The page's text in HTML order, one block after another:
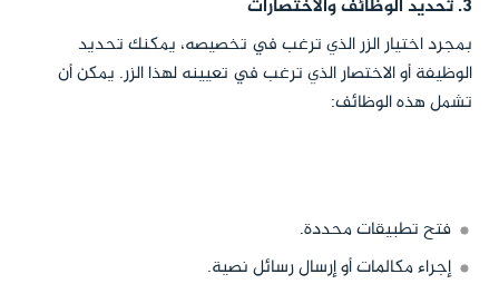
3. تحديد الوظائف والاختصارات
بمجرد اختيار الزر الذي ترغب في تخصيصه، يمكنك تحديد
الوظيفة أو الاختصار الذي ترغب في تعيينه لهذا الزر. يمكن أن
تشمل هذه الوظائف:
فتح تطبيقات محددة.
إجراء مكالمات أو إرسال رسائل نصية.